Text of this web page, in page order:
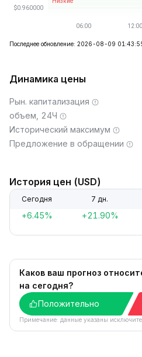
Последнее обновление: 2026-08-09
Динамика цены
Рын. капитализация
объем, 24Ч
Исторический максимум
Предложение в обращении
История цен (USD)
Сегодня 7 дн.
+6.45% +21.90%
Каков ваш прогноз
на сегодня?
Положительно
Примечание: данные указаны